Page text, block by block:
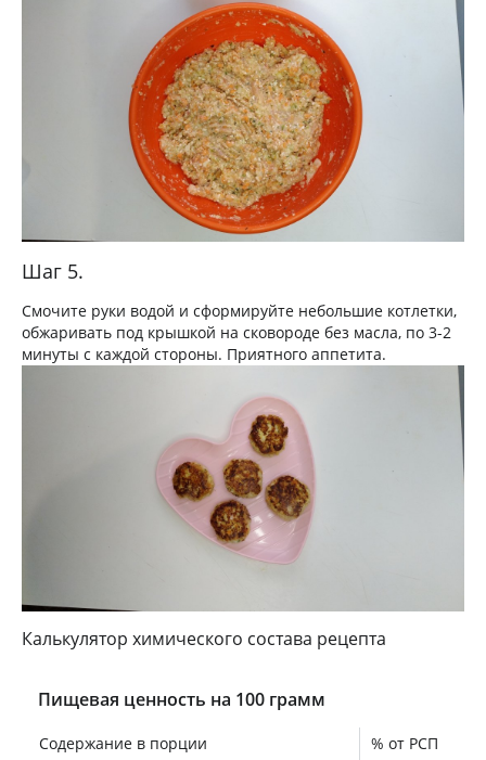
Шаг 5.
Смочите руки водой и сформируйте небольшие котлетки,
обжаривать под крышкой на сковороде без масла, по 3-2
минуты с каждой стороны. Приятного аппетита.
Калькулятор химического состава рецепта
Пищевая ценность на 100 грамм
Содержание в порции % от РСП